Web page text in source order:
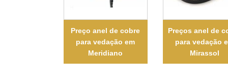
Preço anel de cobre
para vedação em
Meridiano
Preços anel de
para vedação
Mirassol